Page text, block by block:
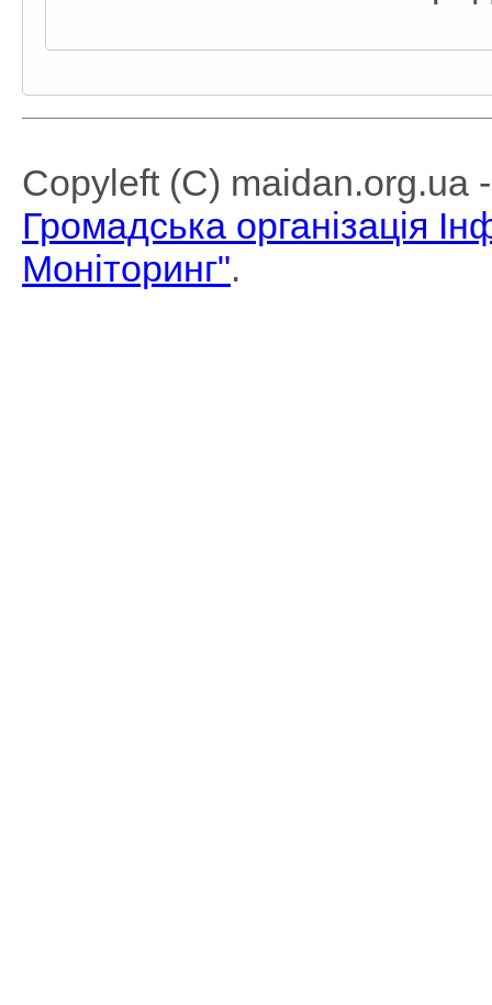
Copyleft (C) maidan.org.ua
Громадська організація
Моніторинг".